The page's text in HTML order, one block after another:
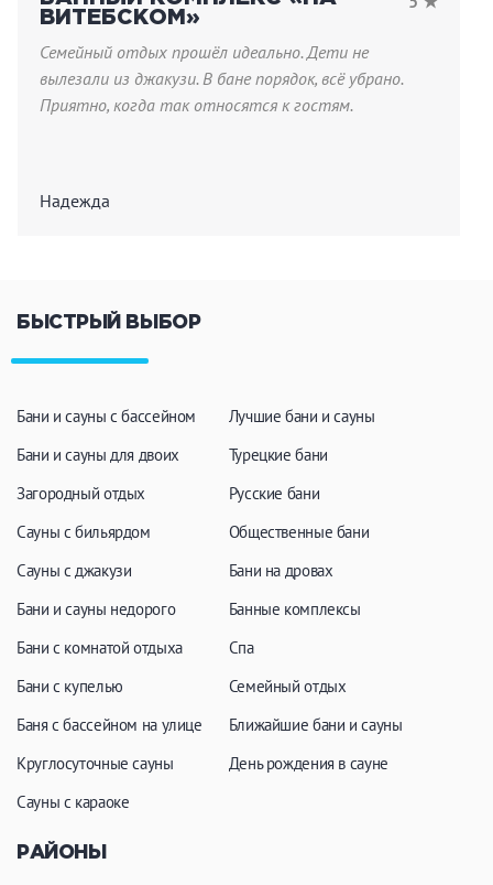
ПРИМЕНИТЬ ФИЛЬТРЫ
ВИТЕБСКОМ»
Семейный отдых прошёл идеально. Дети не
вылезали из джакузи. В бане порядок, всё убрано.
Приятно, когда так относятся к гостям.
Надежда
БЫСТРЫЙ ВЫБОР
Бани и сауны с бассейном
Бани и сауны для двоих
Загородный отдых
Сауны с бильярдом
Сауны с джакузи
Бани и сауны недорого
Бани с комнатой отдыха
Бани с купелью
Баня с бассейном на улице
Круглосуточные сауны
Сауны с караоке
Лучшие бани и сауны
Турецкие бани
Русские бани
Общественные бани
Бани на дровах
Банные комплексы
Спа
Семейный отдых
Ближайшие бани и сауны
День рождения в сауне
РАЙОНЫ